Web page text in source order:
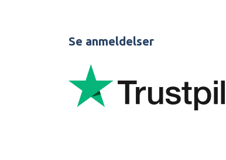
Se anmeldelser